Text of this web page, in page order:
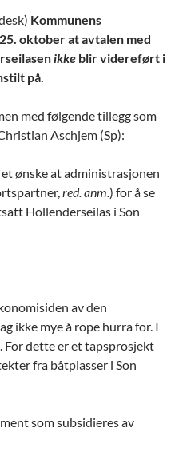
Kommunens
oktober at avtalen med
ikke blir videreført i
på.
med følgende tillegg som
Aschjem (Sp):
ønske at administrasjonen
red. anm.) for å se
Hollenderseilas i Son
av den
ikke mye å rope hurra for. I
For dette er et tapsprosjekt
fra båtplasser i Son
som subsidieres av